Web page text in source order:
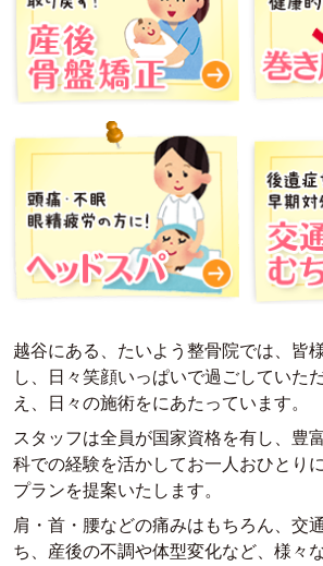
越谷にある、たいよう整骨院では、皆
し、日々笑顔いっぱいで過ごしていた
え、日々の施術をにあたっています。
スタッフは全員が国家資格を有し、豊
科での経験を活かしてお一人おひとり
プランを提案いたします。
肩・首・腰などの痛みはもちろん、交
ち、産後の不調や体型変化など、様々